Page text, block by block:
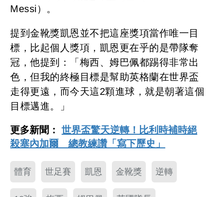
Messi）。
提到金靴獎凱恩並不把這座獎項當作唯一目
標，比起個人獎項，凱恩更在乎的是帶隊奪
冠，他提到：「梅西、姆巴佩都踢得非常出
色，但我的終極目標是幫助英格蘭在世界盃
走得更遠，而今天這2顆進球，就是朝著這個
目標邁進。」
更多新聞：世界盃驚天逆轉！比利時補時絕
殺塞內加爾 總教練讚「寫下歷史」
體育 世足賽 凱恩 金靴獎 逆轉